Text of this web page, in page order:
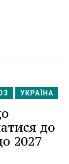
УКРАЇНА
до
2027